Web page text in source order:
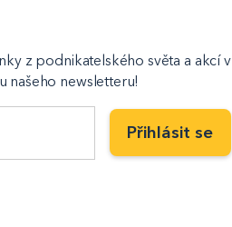
z podnikatelského světa a akcí v
našeho newsletteru!